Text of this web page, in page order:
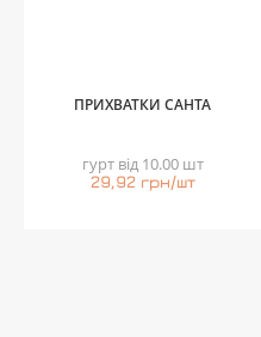
ПРИХВАТКИ САНТА
гурт від 10.00 шт
29,92 грн/шт